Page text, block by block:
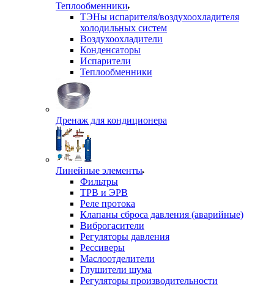
Теплообменники
ТЭНы испарителя/воздухоохладителя
холодильных систем
Воздухоохладители
Конденсаторы
Испарители
Теплообменники
Дренаж для кондиционера
Линейные элементы
Фильтры
ТРВ и ЭРВ
Реле протока
Клапаны сброса давления (аварийные)
Виброгасители
Регуляторы давления
Рессиверы
Маслоотделители
Глушители шума
Регуляторы производительности